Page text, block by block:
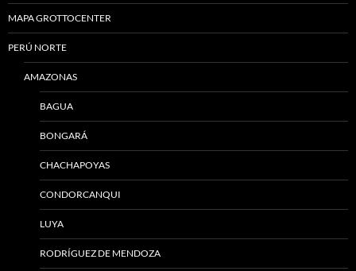
MAPA GROTTOCENTER
PERÚ NORTE
AMAZONAS
BAGUA
BONGARÁ
CHACHAPOYAS
CONDORCANQUI
LUYA
RODRÍGUEZ DE MENDOZA